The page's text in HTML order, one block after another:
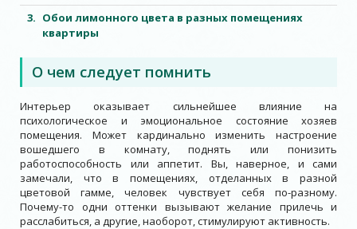
Обои лимонного цвета в разных помещениях
квартиры
О чем следует помнить
Интерьер оказывает сильнейшее влияние на
психологическое и эмоциональное состояние хозяев
помещения. Может кардинально изменить настроение
вошедшего в комнату, поднять или понизить
работоспособность или аппетит. Вы, наверное, и сами
замечали, что в помещениях, отделанных в разной
цветовой гамме, человек чувствует себя по-разному.
Почему-то одни оттенки вызывают желание прилечь и
расслабиться, а другие, наоборот, стимулируют активность.